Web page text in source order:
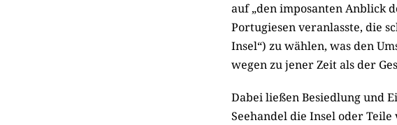
auf „den imposanten Anblick
Portugiesen veranlasste, die
Insel“) zu wählen, was den
wegen zu jener Zeit als der
Dabei ließen Besiedlung und
Seehandel die Insel oder